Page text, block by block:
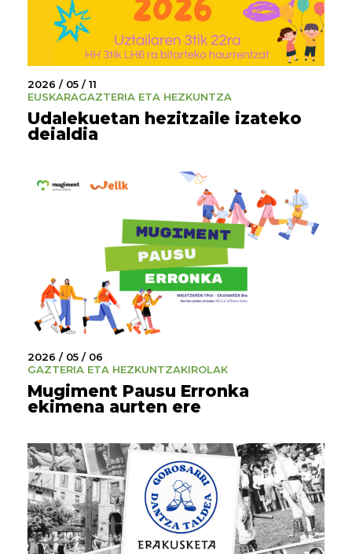
2026 / 05 / 11
EUSKARAGAZTERIA ETA HEZKUNTZA
Udalekuetan hezitzaile izateko
deialdia
2026 / 05 / 06
GAZTERIA ETA HEZKUNTZAKIROLAK
Mugiment Pausu Erronka
ekimena aurten ere